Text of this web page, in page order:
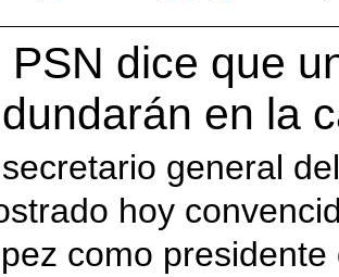
PSN dice que
en la
general
hoy
como